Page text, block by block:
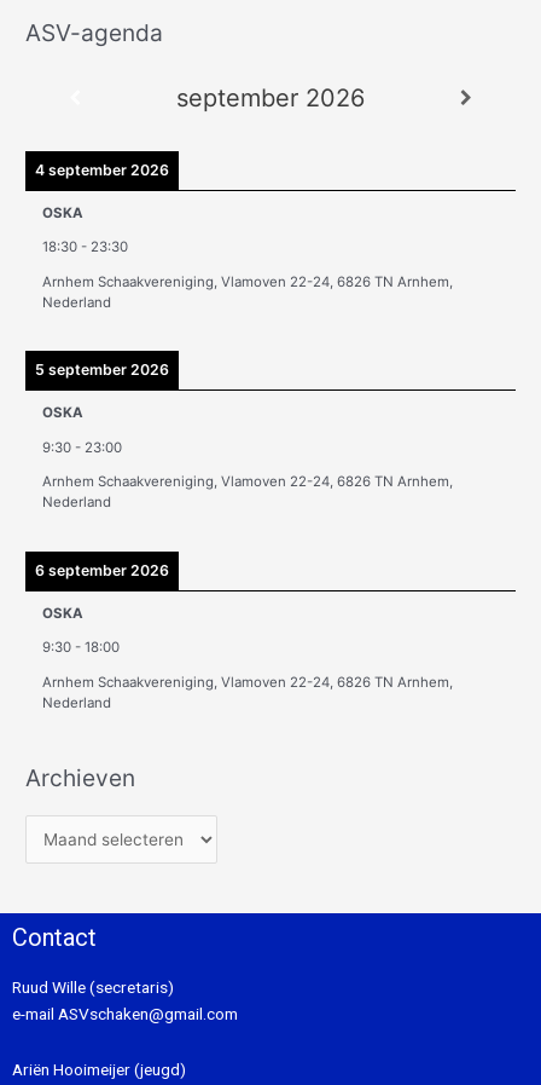
ASV-agenda
september 2026
4 september 2026
OSKA
18:30 - 23:30
Arnhem Schaakvereniging, Vlamoven 22-24, 6826 TN Arnhem,
Nederland
5 september 2026
OSKA
9:30 - 23:00
Arnhem Schaakvereniging, Vlamoven 22-24, 6826 TN Arnhem,
Nederland
6 september 2026
OSKA
9:30 -18:00
Arnhem Schaakvereniging, Vlamoven 22-24, 6826 TN Arnhem,
Nederland
Archieven
A
e
Contact
Ruud Wille (secretaris)
e-mail ASVschaken@gmail.com
Ariën Hooimeijer (jeugd)